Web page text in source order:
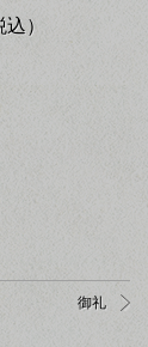
）
御礼